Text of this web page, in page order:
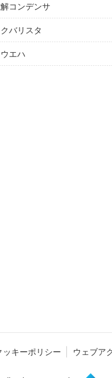
コンデンサ
バリスタ
エハ
ッキーポリシー ウェブア